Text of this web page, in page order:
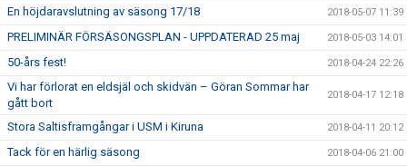
En höjdaravslutning av säsong 17/18 2018-05-07 11:39
PRELIMINÄR FÖRSÄSONGSPLAN - UPPDATERAD 25 maj 2018-05-03 14:01
50-års fest! 2018-04-24 22:26
Vi har förlorat en eldsjäl och skidvän – Göran Sommar har
gått bort
2018-04-17 12:18
Stora Saltisframgångar i USM i Kiruna 2018-04-11 20:12
Tack för en härlig säsong 2018-04-06 21:00